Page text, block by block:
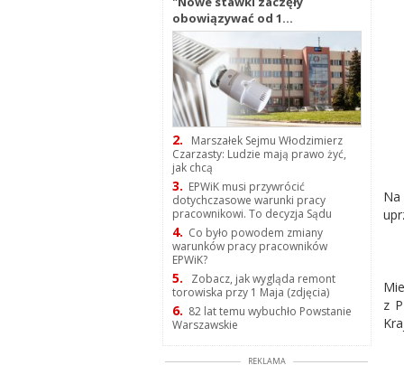
obowiązywać od 1...
2.
Marszałek Sejmu Włodzimierz
Czarzasty: Ludzie mają prawo żyć,
jak chcą
3. EPWiK musi przywrócić
dotychczasowe warunki pracy
pracownikowi. To decyzja Sądu
4. Co było powodem zmiany
warunków pracy pracowników
EPWiK?
5.
Zobacz, jak wygląda remont
torowiska przy 1 Maja (zdjęcia)
6. 82 lat temu wybuchło Powstanie
Warszawskie
REKLAMA
z